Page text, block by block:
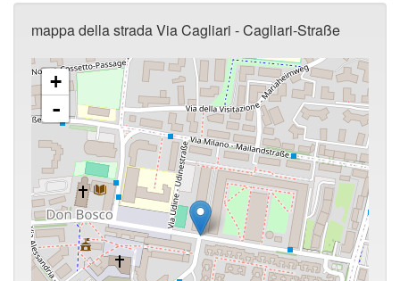
mappa della strada Via Cagliari - Cagliari-Straße
+
-